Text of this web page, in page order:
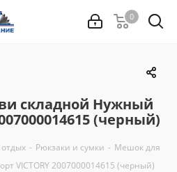
0
складной Нужный
(черный)
- Рюкзаки и сумки - Мешок для
VICTORY 2007000014615 (черный)